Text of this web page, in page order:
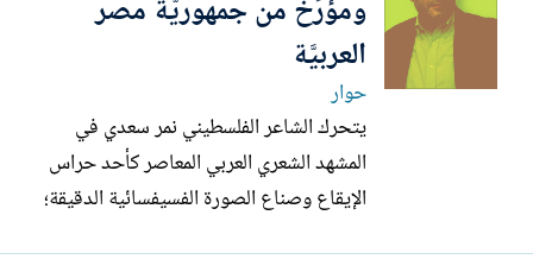
تُصبح...
ومؤرِّخ من جمهوريَّة مصر
العربيَّة
حوار
يتحرك الشاعر الفلسطيني نمر سعدي في
المشهد الشعري العربي المعاصر كأحد حراس
الإيقاع وصناع الصورة الفسيفسائية الدقيقة؛